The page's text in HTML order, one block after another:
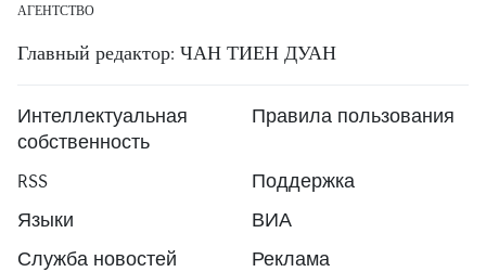
АГЕНТСТВО
Главный редактор: ЧАН ТИЕН ДУАН
Интеллектуальная
собственность
Правила пользования
RSS
Поддержка
Языки
ВИА
Служба новостей
Реклама